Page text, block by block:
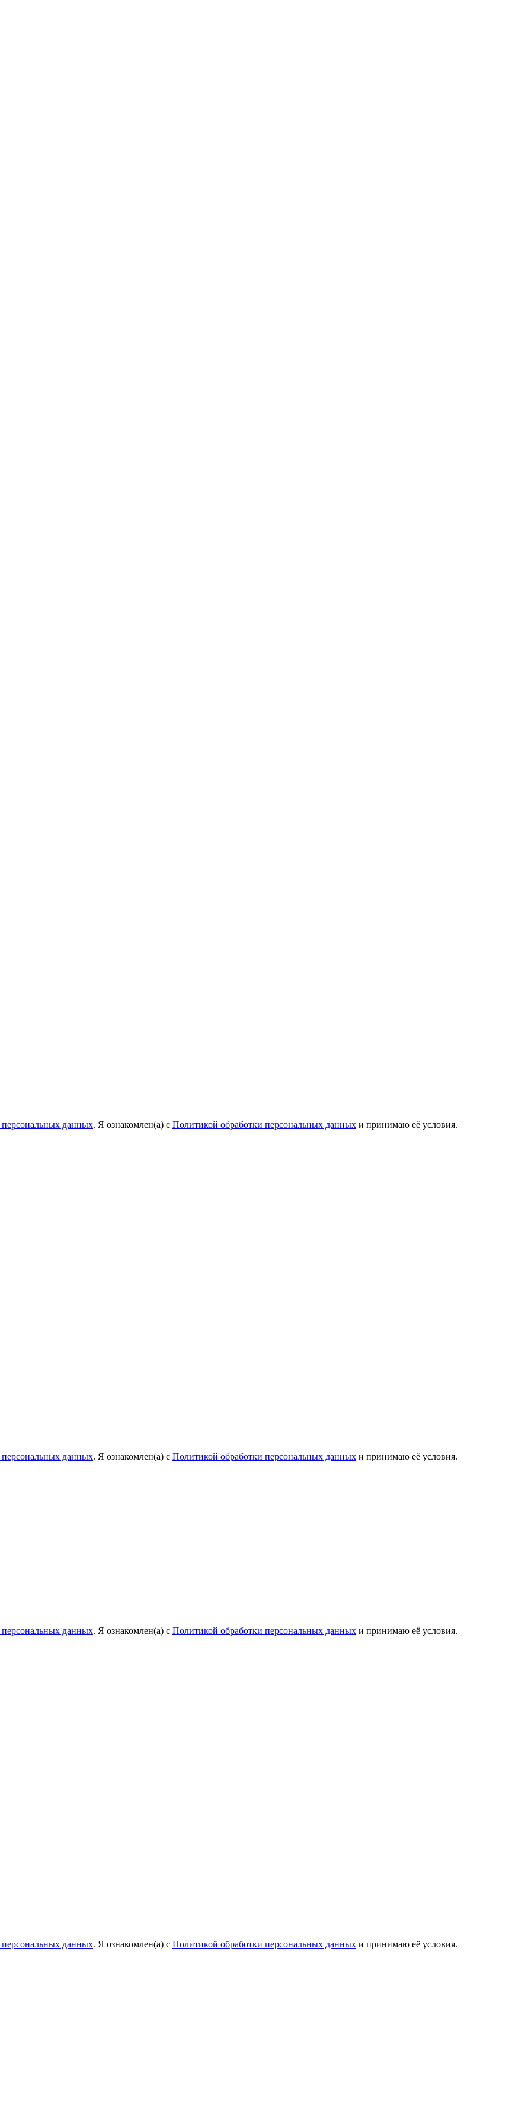
персональных данных. Я ознакомлен(а) с Политикой обработки персональных данных и принимаю её условия.
персональных данных. Я ознакомлен(а) с Политикой обработки персональных данных и принимаю её условия.
персональных данных. Я ознакомлен(а) с Политикой обработки персональных данных и принимаю её условия.
персональных данных. Я ознакомлен(а) с Политикой обработки персональных данных и принимаю её условия.